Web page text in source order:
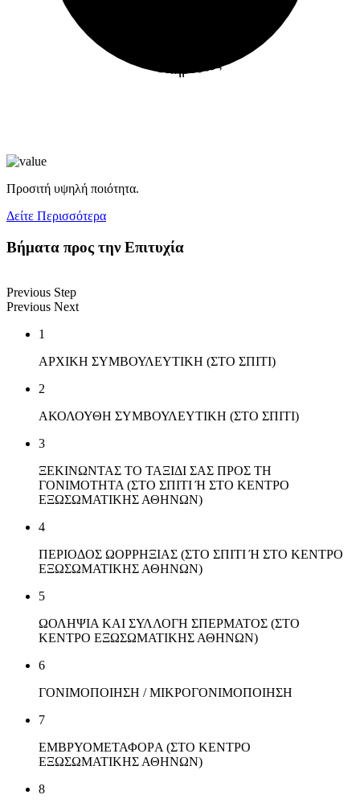
Υπηρεσίες
Προσιτή υψηλή ποιότητα.
Δείτε Περισσότερα
Bήματα προς την Επιτυχία
Previous Step
Previous Next
1
ΑΡΧΙΚΗ ΣΥΜΒΟΥΛΕΥΤΙΚΗ (ΣΤΟ ΣΠΙΤΙ)
2
ΑΚΟΛΟΥΘΗ ΣΥΜΒΟΥΛΕΥΤΙΚΗ (ΣΤΟ ΣΠΙΤΙ)
3
ΞΕΚΙΝΩΝΤΑΣ ΤΟ ΤΑΞΙΔΙ ΣΑΣ ΠΡΟΣ ΤΗ
ΓΟΝΙΜΟΤΗΤΑ (ΣΤΟ ΣΠΙΤΙ Ή ΣΤΟ ΚΕΝΤΡΟ
ΕΞΩΣΩΜΑΤΙΚΗΣ ΑΘΗΝΩΝ)
4
ΠΕΡΙΟΔΟΣ ΩΟΡΡΗΞΙΑΣ (ΣΤΟ ΣΠΙΤΙ Ή ΣΤΟ ΚΕΝΤΡΟ
ΕΞΩΣΩΜΑΤΙΚΗΣ ΑΘΗΝΩΝ)
5
ΩΟΛΗΨΙΑ ΚΑΙ ΣΥΛΛΟΓΗ ΣΠΕΡΜΑΤΟΣ (ΣΤΟ
ΚΕΝΤΡΟ ΕΞΩΣΩΜΑΤΙΚΗΣ ΑΘΗΝΩΝ)
6
ΓΟΝΙΜΟΠΟΙΗΣΗ / ΜΙΚΡΟΓΟΝΙΜΟΠΟIΗΣΗ
7
ΕΜΒΡΥΟΜΕΤΑΦΟΡA (ΣΤΟ ΚΕΝΤΡΟ
ΕΞΩΣΩΜΑΤΙΚΗΣ ΑΘΗΝΩΝ)
8